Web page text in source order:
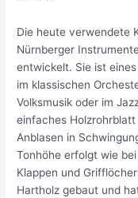
Die heute verwendete
Nürnberger
entwickelt. Sie ist
im klassischen
Volksmusik oder im
einfaches
Anblasen in
Tonhöhe erfolgt wie
Klappen und
Hartholz gebaut und